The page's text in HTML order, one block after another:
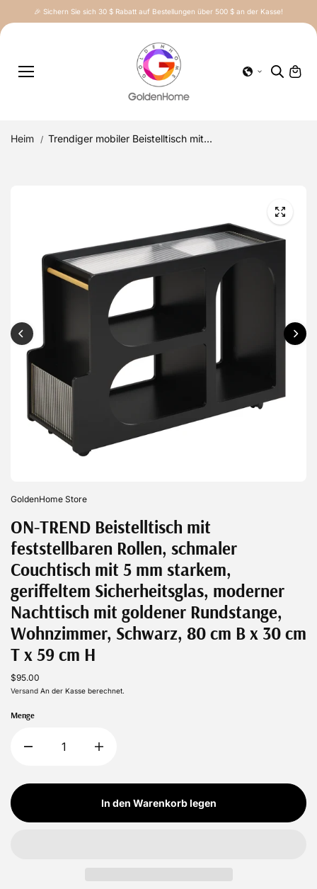
Inhalt
🎉 Sichern Sie sich 30 $ Rabatt auf Bestellungen über 500 $ an der Kasse!
Heim Trendiger mobiler Beistelltisch mit...
GoldenHome Store
ON-TREND Beistelltisch mit
feststellbaren Rollen, schmaler
Couchtisch mit 5 mm starkem,
geriffeltem Sicherheitsglas, moderner
Nachttisch mit goldener Rundstange,
Wohnzimmer, Schwarz, 80 cm B x 30 cm
T x 59 cm H
$95.00
Versand An der Kasse berechnet.
Menge
In den Warenkorb legen